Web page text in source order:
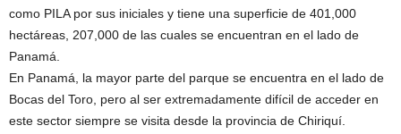
como PILA por sus iniciales y tiene una superficie de 401,000
hectáreas, 207,000 de las cuales se encuentran en el lado de
Panamá.
En Panamá, la mayor parte del parque se encuentra en el lado de
Bocas del Toro, pero al ser extremadamente difícil de acceder en
este sector siempre se visita desde la provincia de Chiriquí.